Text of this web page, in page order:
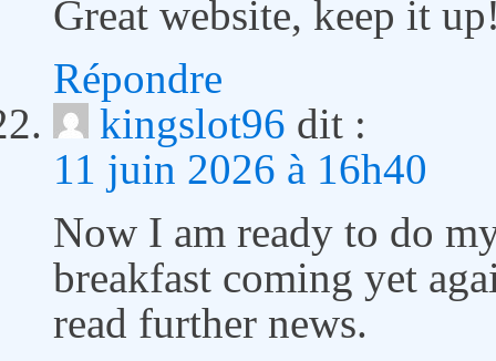
Great website, keep it
Répondre
kingslot96 dit :
11 juin 2026 à 16h40
Now I am ready to do
breakfast coming yet
read further news.